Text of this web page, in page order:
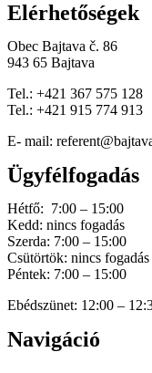
Elérhetőségek
Obec Bajtava č. 86
943 65 Bajtava
Tel.: +421 367 575 128
Tel.: +421 915 774 913
E- mail:
Ügyfélfogadás
Hétfő: 7:00 – 15:00
Kedd: nincs fogadás
Szerda: 7:00 – 15:00
Csütörtök: nincs fogadás
Péntek: 7:00 – 15:00
Ebédszünet: 12:00 –
Navigáció